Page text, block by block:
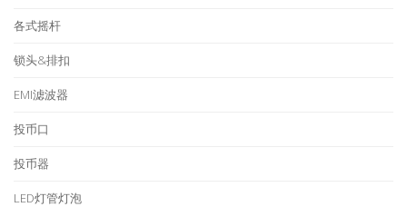
各式摇杆
锁头&排扣
EMI滤波器
投币口
投币器
LED灯管灯泡